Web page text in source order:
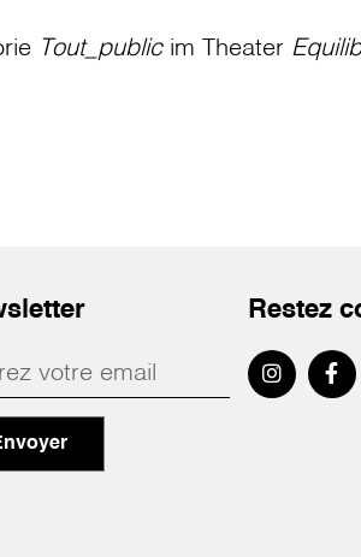
Tout_publicim Theater
Restez